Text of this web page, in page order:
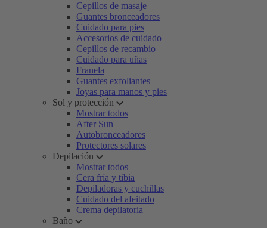
Cepillos de masaje
Guantes bronceadores
Cuidado para pies
Accesorios de cuidado
Cepillos de recambio
Cuidado para uñas
Franela
Guantes exfoliantes
Joyas para manos y pies
Sol y protección
Mostrar todos
After Sun
Autobronceadores
Protectores solares
Depilación
Mostrar todos
Cera fría y tibia
Depiladoras y cuchillas
Cuidado del afeitado
Crema depilatoria
Baño